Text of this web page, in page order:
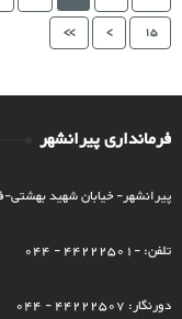
15
>
>>
فرمانداری پیرانشهر
پیرانشهر- خیابان شهید
تلفن: -44222501 - 044
دورنگار: 44222507 - 044